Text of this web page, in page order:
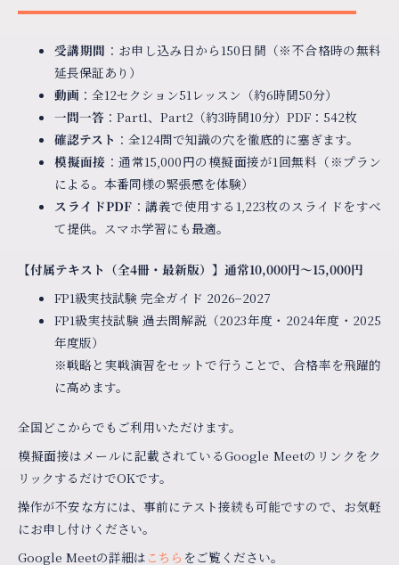
受講期間 ：お申し込み日から150日間（※不合格時の無料
延長保証あり）
動画 ：全12セクション51レッスン（約6時間50分）
一問一答 ：Part1、Part2（約3時間10分）PDF：542枚
確認テスト ：全124問で知識の穴を徹底的に塞ぎます。
模擬面接 ：通常15,000円の模擬面接が1回無料（※プラン
による。本番同様の緊張感を体験）
スライドPDF ：講義で使用する1,223枚のスライドをすべ
て提供。スマホ学習にも最適。
【付属テキスト（全4冊・最新版）】通常10,000円〜15,000円
FP1級実技試験 完全ガイド 2026−2027
FP1級実技試験 過去問解説（2023年度・2024年度・2025
年度版）
※戦略と実戦演習をセットで行うことで、合格率を飛躍的
に高めます。
全国どこからでもご利用いただけます。
模擬面接はメールに記載されているGoogle Meetのリンクをク
リックするだけでOKです。
操作が不安な方には、事前にテスト接続も可能ですので、お気軽
にお申し付けください。
Google Meetの詳細は こちら をご覧ください。